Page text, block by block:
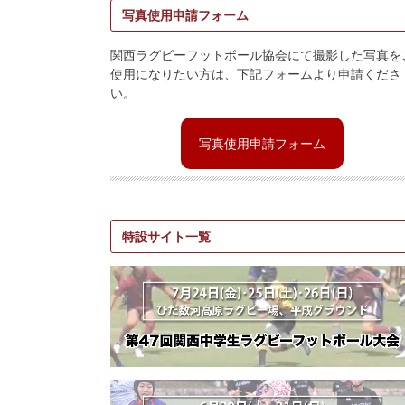
写真使用申請フォーム
関西ラグビーフットボール協会にて撮影した写真を
使用になりたい方は、下記フォームより申請くださ
い。
写真使用申請フォーム
特設サイト一覧